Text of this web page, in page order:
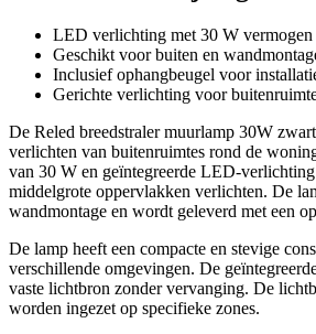
LED verlichting met 30 W vermogen
Geschikt voor buiten en
Inclusief ophangbeugel voor
Gerichte verlichting voor
De Reled breedstraler muurlamp 30W
verlichten van buitenruimtes rond de
van 30 W en geïntegreerde LED-
middelgrote oppervlakken verlichten. De
wandmontage en wordt geleverd met een
De lamp heeft een compacte en stevige
verschillende omgevingen. De
vaste lichtbron zonder vervanging. De
worden ingezet op specifieke zones.